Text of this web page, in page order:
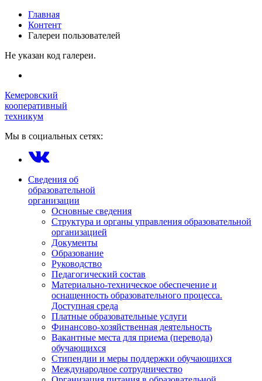
Главная
Контент
Галереи пользователей
Не указан код галереи.
Кемеровский
кооперативный
техникум
Мы в социальных сетях:
Сведения об
образовательной
организации
Основные сведения
Структура и органы управления образовательной
организацией
Документы
Образование
Руководство
Педагогический состав
Материально-техническое обеспечение и
оснащенность образовательного процесса.
Доступная среда
Платные образовательные услуги
Финансово-хозяйственная деятельность
Вакантные места для приема (перевода)
обучающихся
Стипендии и меры поддержки обучающихся
Международное сотрудничество